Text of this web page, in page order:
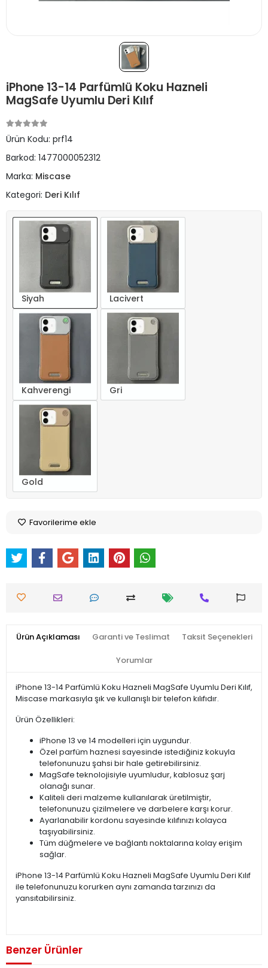
iPhone 13-14 Parfümlü Koku Hazneli
MagSafe Uyumlu Deri Kılıf
Ürün Kodu: prf14
Barkod: 1477000052312
Marka: Miscase
Kategori: Deri Kılıf
Siyah Lacivert
Kahverengi Gri
Gold
Favorilerime ekle
Ürün Açıklaması Garanti ve Teslimat Taksit Seçenekleri
Yorumlar
iPhone 13-14 Parfümlü Koku Hazneli MagSafe Uyumlu Deri Kılıf,
Miscase markasıyla şık ve kullanışlı bir telefon kılıfıdır.
Ürün Özellikleri:
iPhone 13 ve 14 modelleri için uygundur.
Özel parfüm haznesi sayesinde istediğiniz kokuyla
telefonunuzu şahsi bir hale getirebilirsiniz.
MagSafe teknolojisiyle uyumludur, kablosuz şarj
olanağı sunar.
Kaliteli deri malzeme kullanılarak üretilmiştir,
telefonunuzu çizilmelere ve darbelere karşı korur.
Ayarlanabilir kordonu sayesinde kılıfınızı kolayca
taşıyabilirsiniz.
Tüm düğmelere ve bağlantı noktalarına kolay erişim
sağlar.
iPhone 13-14 Parfümlü Koku Hazneli MagSafe Uyumlu Deri Kılıf
ile telefonunuzu korurken aynı zamanda tarzınızı da
yansıtabilirsiniz.
Benzer Ürünler